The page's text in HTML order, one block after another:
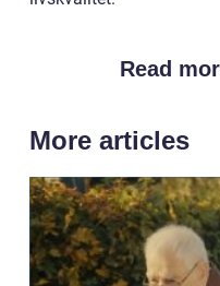
Read
More articles